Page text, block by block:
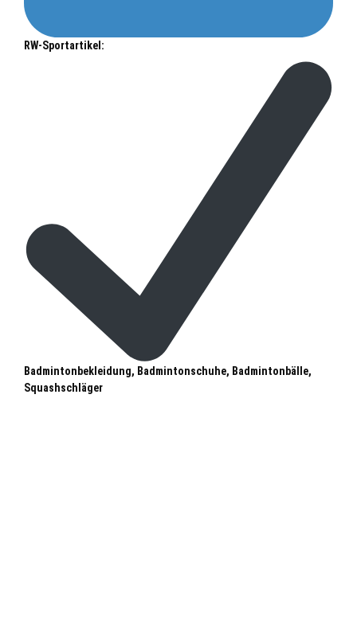
RW-Sportartikel:
Badmintonbekleidung, Badmintonschuhe, Badmintonbälle,
Squashschläger